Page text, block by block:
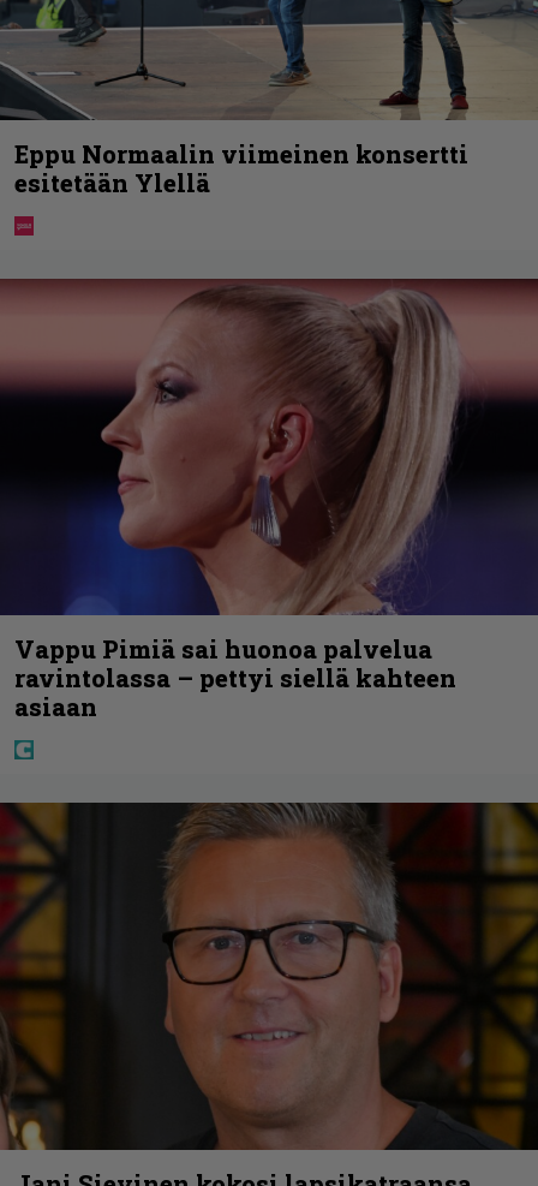
Eppu Normaalin viimeinen konsertti
esitetään Ylellä
Vappu Pimiä sai huonoa palvelua
ravintolassa – pettyi siellä kahteen
asiaan